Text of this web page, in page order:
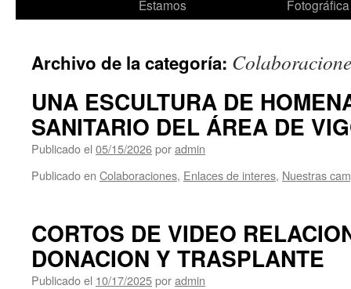
Estamos
Fotográfica
Archivo de la categoría:
UNA ESCULTURA DE
SANITARIO DEL ÁREA DE
Publicado el 05/15/2026poradmin
Publicado en Colaboraciones, Enlaces de interes, Nuestras
CORTOS DE VIDEO
DONACION Y TRASPLANTE
Publicado el 10/17/2025poradmin